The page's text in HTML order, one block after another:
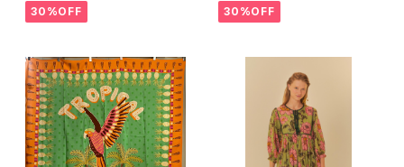
30%OFF 30%OFF